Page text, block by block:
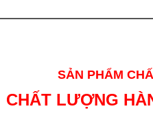
SẢN PHẨM
CHẤT LƯỢNG